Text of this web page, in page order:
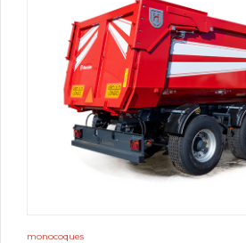
monocoques